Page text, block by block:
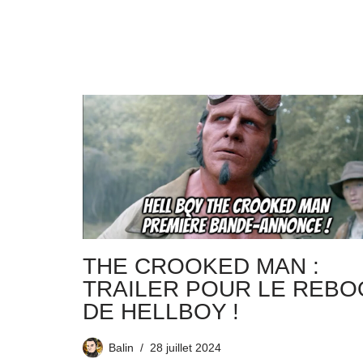
THE CROOKED MAN :
TRAILER POUR LE
DE HELLBOY !
Balin 28 juillet 2024